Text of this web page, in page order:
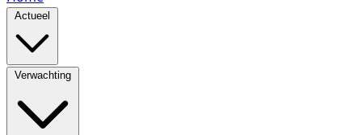
Actueel
Verwachting